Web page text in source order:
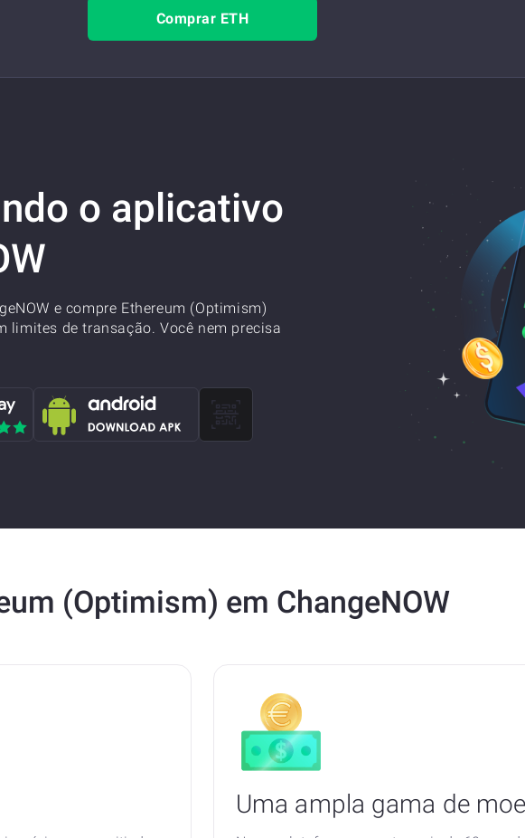
Comprar ETH
o aplicativo
e compre Ethereum (Optimism)
limites de transação. Você nem precisa
(Optimism) em ChangeNOW
Uma ampla gama de